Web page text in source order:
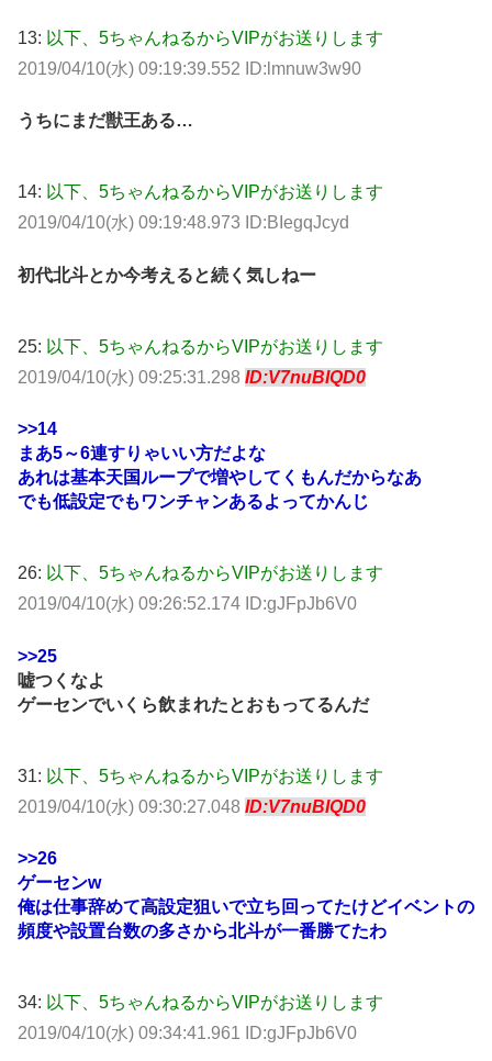
13: 以下、5ちゃんねるからVIPがお送りします
2019/04/10(水) 09:19:39.552 ID:lmnuw3w90
うちにまだ獣王ある…
14: 以下、5ちゃんねるからVIPがお送りします
2019/04/10(水) 09:19:48.973 ID:BIegqJcyd
初代北斗とか今考えると続く気しねー
25: 以下、5ちゃんねるからVIPがお送りします
2019/04/10(水) 09:25:31.298 ID:V7nuBIQD0
>>14
まあ5～6連すりゃいい方だよな
あれは基本天国ループで増やしてくもんだからなあ
でも低設定でもワンチャンあるよってかんじ
26: 以下、5ちゃんねるからVIPがお送りします
2019/04/10(水) 09:26:52.174 ID:gJFpJb6V0
>>25
嘘つくなよ
ゲーセンでいくら飲まれたとおもってるんだ
31: 以下、5ちゃんねるからVIPがお送りします
2019/04/10(水) 09:30:27.048 ID:V7nuBIQD0
>>26
ゲーセンw
俺は仕事辞めて高設定狙いで立ち回ってたけどイベントの
頻度や設置台数の多さから北斗が一番勝てたわ
34: 以下、5ちゃんねるからVIPがお送りします
2019/04/10(水) 09:34:41.961 ID:gJFpJb6V0